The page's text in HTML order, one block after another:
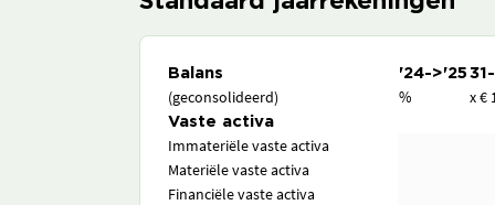
Balans '24->'25
(geconsolideerd) % x €
Vaste activa
Immateriële vaste activa
Materiële vaste activa
Financiële vaste activa